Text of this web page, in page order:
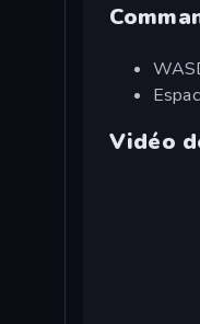
Vidéo